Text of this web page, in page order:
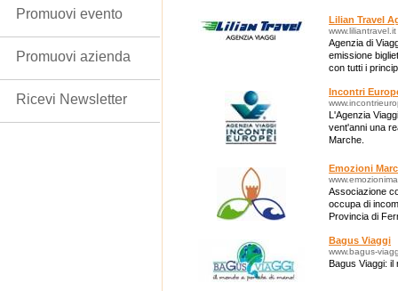
Lilian Travel
www.liliantravel.it
Agenzia di
emissione
con tutti i
Incontri
L'Agenzia
vent'anni una
Marche.
Emozioni
Associazione
occupa di
Provincia di
Bagus Viaggi
www.bagus-
Bagus Viaggi: il
Promuovi evento
Promuovi azienda
Ricevi Newsletter